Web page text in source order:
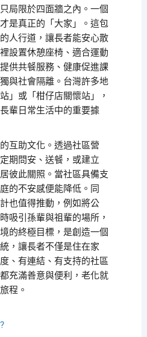
局限於四面牆之內。一個
是真正的「大家」。這包
人行道，讓長者能安心散
設置休憩座椅、適合運動
供共餐服務、健康促進課
與社會隔離。台灣許多地
」或「柑仔店關懷站」，
輩日常生活中的重要據
互助文化。透過社區營
期問安、送餐，或建立
彼此關照。當社區具備支
的不安感便能降低。同
也值得推動，例如將公
吸引孫輩與祖輩的場所，
的終極目標，是創造一個
，讓長者不僅是住在家
、有連結、有支持的社區
充滿善意與便利，老化就
程。